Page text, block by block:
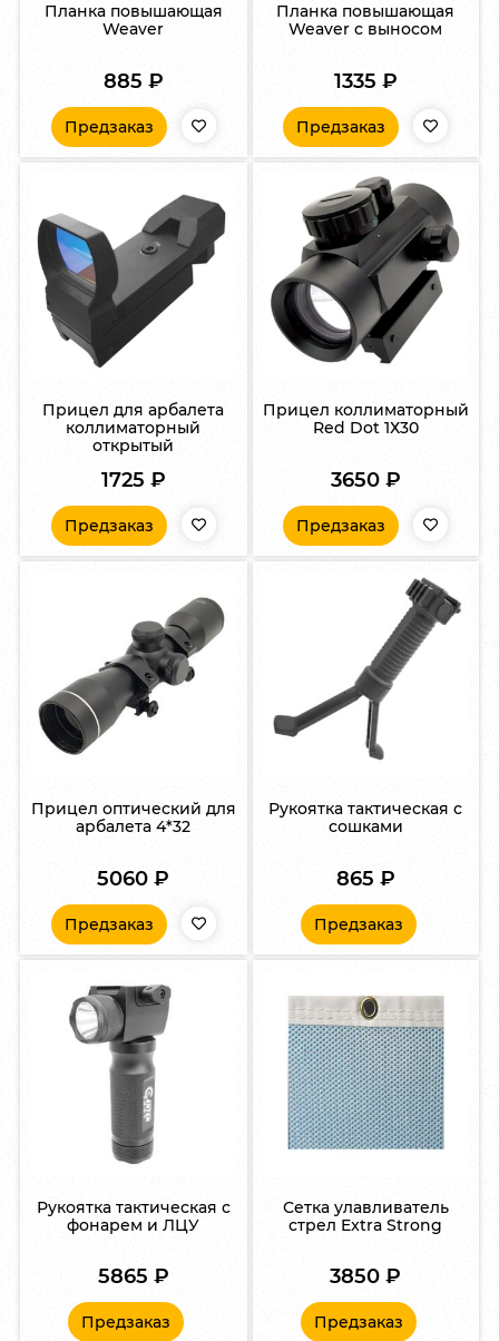
Планка повышающая
Weaver
885 ₽
Предзаказ
Планка повышающая
Weaver с выносом
1335 ₽
Предзаказ
Прицел для арбалета
коллиматорный
открытый
1725 ₽
Предзаказ
Прицел коллиматорный
Red Dot 1Х30
3650 ₽
Предзаказ
Прицел оптический для
арбалета 4*32
5060₽
Предзаказ
Рукоятка тактическая с
сошками
865 ₽
Предзаказ
Рукоятка тактическая с
фонарем и ЛЦУ
5865 ₽
Предзаказ
Сетка улавливатель
стрел Extra Strong
3850₽
Предзаказ